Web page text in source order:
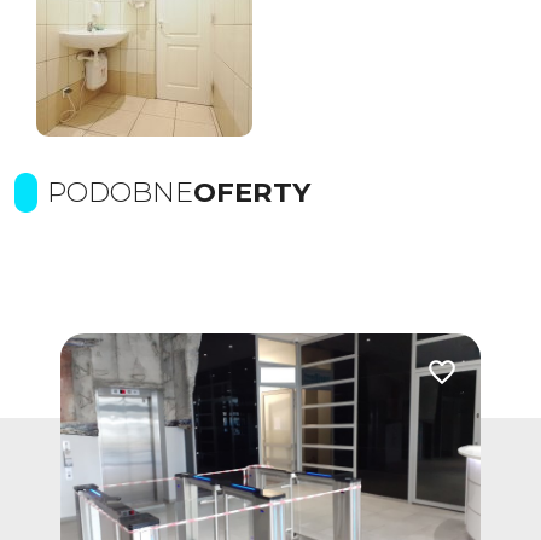
PODOBNEOFERTY
Dodaj do ulubionych Dodaj do